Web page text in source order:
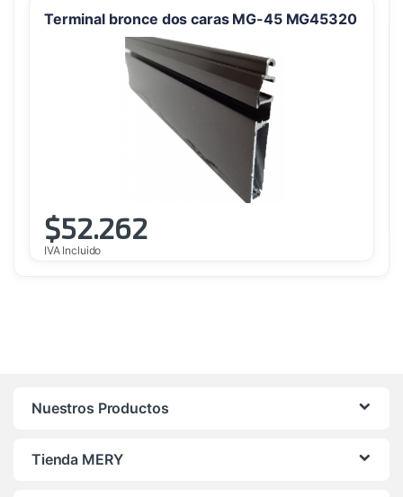
Terminal bronce dos caras MG-45 MG45320
$52.262
IVA Incluido
Nuestros Productos
Tienda MERY